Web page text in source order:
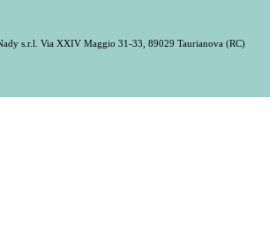
s.r.l. Via XXIV Maggio 31-33, 89029 Taurianova (RC)